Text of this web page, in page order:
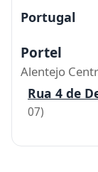
Portugal
Portel
Alentejo
Rua 4 de
07)